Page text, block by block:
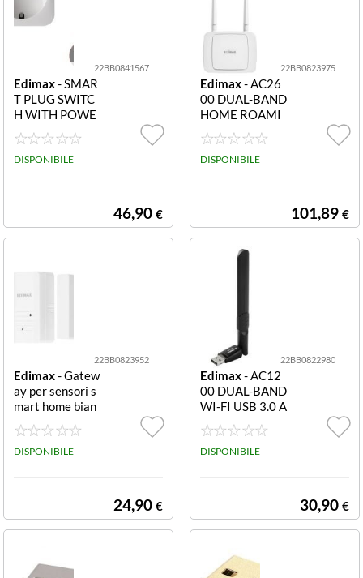
22BB0841567
Edimax- SMAR
T PLUG SWITC
H WITH POWE
R METER INTE
LLIGENT HOM
E ENERGY MA
DISPONIBILE
46,90 €
22BB0823975
Edimax- AC26
00 DUAL-BAND
HOME ROAMI
NG WI-FI EXTE
NDER
DISPONIBILE
101,89 €
22BB0823952
Edimax- Gatew
ay per sensori s
mart home bian
co SMART HO
ME SENSOR GA
TEWAY .
DISPONIBILE
24,90 €
22BB0822980
Edimax- AC12
00 DUAL-BAND
WI-FI USB 3.0 A
DAPTER
DISPONIBILE
30,90 €